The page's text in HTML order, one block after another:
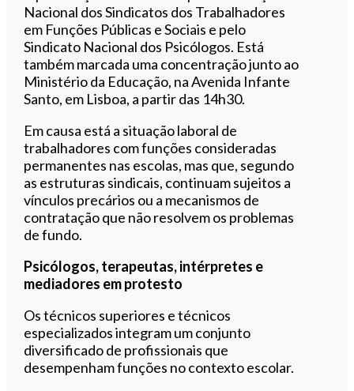
Nacional dos Sindicatos dos Trabalhadores
em Funções Públicas e Sociais e pelo
Sindicato Nacional dos Psicólogos. Está
também marcada uma concentração junto ao
Ministério da Educação, na Avenida Infante
Santo, em Lisboa, a partir das 14h30.
Em causa está a situação laboral de
trabalhadores com funções consideradas
permanentes nas escolas, mas que, segundo
as estruturas sindicais, continuam sujeitos a
vínculos precários ou a mecanismos de
contratação que não resolvem os problemas
de fundo.
Psicólogos, terapeutas, intérpretes e
mediadores em protesto
Os técnicos superiores e técnicos
especializados integram um conjunto
diversificado de profissionais que
desempenham funções no contexto escolar.